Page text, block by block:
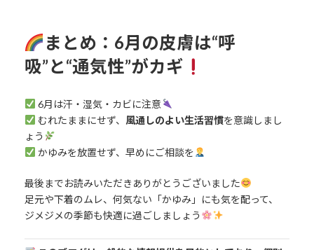
まとめ：6月の皮膚は“呼
吸”と“通気性”がカギ
6月は汗・湿気・カビに注意
むれたままにせず、 風通しのよい生活習慣を意識しまし
ょう
かゆみを放置せず、早めにご相談を
最後までお読みいただきありがとうございました
足元や下着のムレ、何気ない「かゆみ」にも気を配って、
ジメジメの季節も快適に過ごしましょう